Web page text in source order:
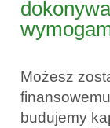
Możesz
budujemy